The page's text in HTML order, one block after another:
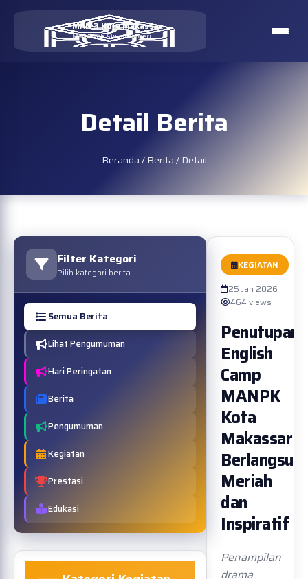
MAN 3 Kota Makassar
Madrasah Aliyah Negeri
Detail Berita
Beranda/Berita/Detail
KEGIATAN
25 Jan 2026
464 views
Penutupan
English
Camp
MANPK
Kota
Makassar
Meriah
dan
Inspiratif
Penampilan
drama
Filter Kategori
Pilih kategori berita
Semua Berita
Lihat Pengumuman
Hari Peringatan
Berita
Pengumuman
Kegiatan
Prestasi
Edukasi